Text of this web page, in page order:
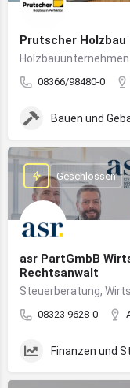
Prutscher Holzbau
08366/98480-0
Bauen und
asr PartGmbB
Rechtsanwalt
08323 9628-0
Geschlossen
Finanzen und